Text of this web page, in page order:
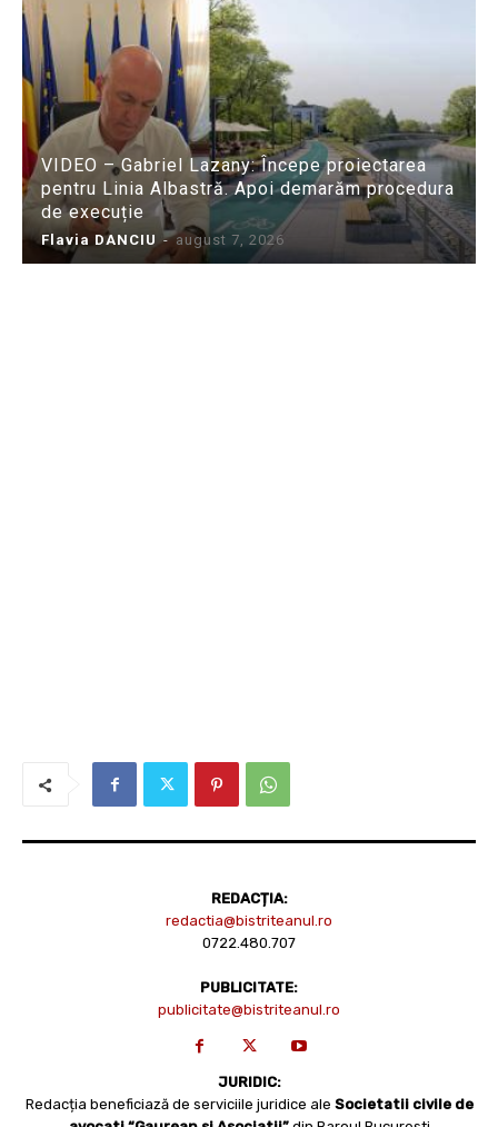
VIDEO – Gabriel Lazany: Începe proiectarea
pentru Linia Albastră. Apoi demarăm procedura
de execuție
Flavia DANCIU - august 7, 2026
REDACȚIA:
redactia@bistriteanul.ro
0722.480.707
PUBLICITATE:
publicitate@bistriteanul.ro
JURIDIC:
Redacția beneficiază de serviciile juridice ale Societatii civile de